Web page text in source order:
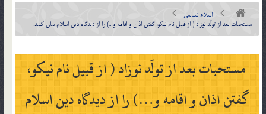
اسلام شناسی
مستحبات بعد از تولّد نوزاد ( از قبيل نام نيکو، گفتن اذان و اقامه و…) را از ديدگاه دين اسلام بيان کنيد.
مستحبات بعد از تولّد نوزاد ( از قبيل نام نيکو،
گفتن اذان و اقامه و…) را از ديدگاه دين اسلام